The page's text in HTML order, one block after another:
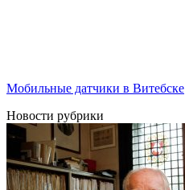
Мобильные датчики в Витебске
Новости рубрики